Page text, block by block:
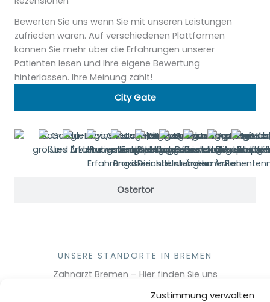
Zustimmung verwalten
Bewerten Sie uns wenn Sie mit unseren Leistungen
zufrieden waren. Auf verschiedenen Plattformen
können Sie mehr über die Erfahrungen unserer
Patienten lesen und Ihre eigene Bewertung
hinterlassen. Ihre Meinung zählt!
City Gate
Ostertor
UNSERE STANDORTE IN BREMEN
Zahnarzt Bremen – Hier finden Sie uns